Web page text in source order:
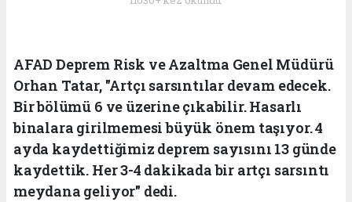
AFAD Deprem Risk ve Azaltma Genel Müdürü
Orhan Tatar, "Artçı sarsıntılar devam edecek.
Bir bölümü 6 ve üzerine çıkabilir. Hasarlı
binalara girilmemesi büyük önem taşıyor. 4
ayda kaydettiğimiz deprem sayısını 13 günde
kaydettik. Her 3-4 dakikada bir artçı sarsıntı
meydana geliyor" dedi.